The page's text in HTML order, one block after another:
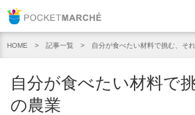
Pocket
HOME 記事一覧 自分が食べたい材料で挑む、そ
自分が食べたい材料で
の農業